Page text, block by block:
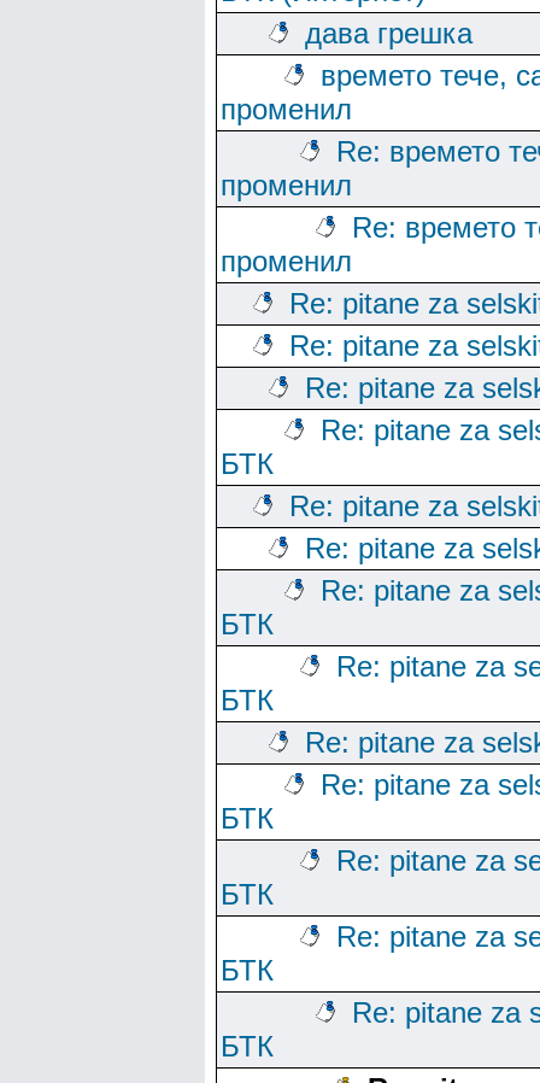
дава грешка
времето тече,
променил
Re: времето
променил
Re: времето
променил
Re: pitane za
Re: pitane za
Re: pitane za
Re: pitane za
БТК
Re: pitane za
Re: pitane za
Re: pitane za
БТК
Re: pitane za
БТК
Re: pitane za
Re: pitane za
БТК
Re: pitane za
БТК
Re: pitane za
БТК
Re: pitane za
БТК